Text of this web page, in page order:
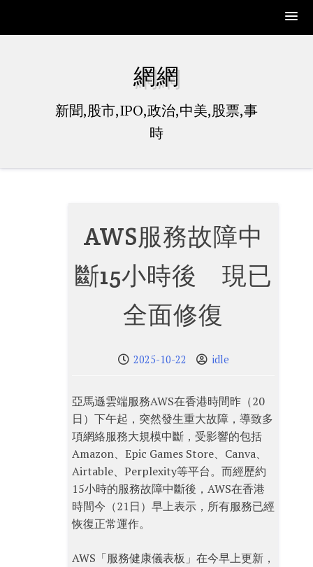
網網
新聞,股市,IPO,政治,中美,股票,事
時
AWS服務故障中
斷15小時後 現已
全面修復
2025-10-22 idle
亞馬遜雲端服務AWS在香港時間昨（20
日）下午起，突然發生重大故障，導致多
項網絡服務大規模中斷，受影響的包括
Amazon、Epic Games Store、Canva、
Airtable、Perplexity等平台。而經歷約
15小時的服務故障中斷後，AWS在香港
時間今（21日）早上表示，所有服務已經
恢復正常運作。
AWS「服務健康儀表板」在今早上更新，